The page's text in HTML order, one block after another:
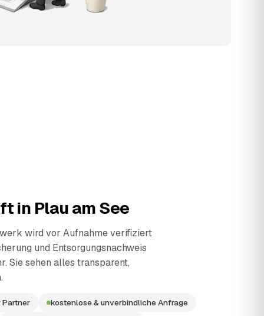
in Plau am See
wird vor Aufnahme verifiziert
und Entsorgungsnachweis
Sie sehen alles transparent,
Partner kostenlose & unverbindliche Anfrage